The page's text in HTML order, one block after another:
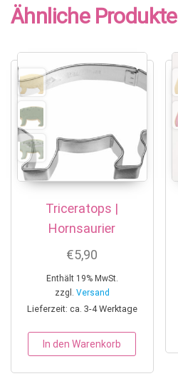
Ähnliche Produkte
Triceratops |
Hornsaurier
€5,90
Enthält 19% MwSt.
zzgl. Versand
Lieferzeit: ca. 3-4 Werktage
In den Warenkorb